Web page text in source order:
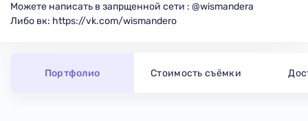
Можете написать в запрщенной сети : @wismandera
Либо вк: https://vk.com/wismandero
Портфолио Стоимость съёмки